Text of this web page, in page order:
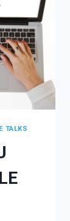
TALKS